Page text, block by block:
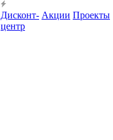
Дисконт-
центр
Акции Проекты